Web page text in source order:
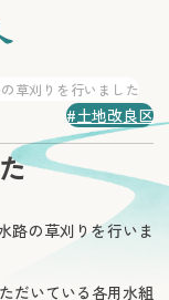
草刈りを行いました
土地改良区
路の草刈りを行いま
だいている各用水組